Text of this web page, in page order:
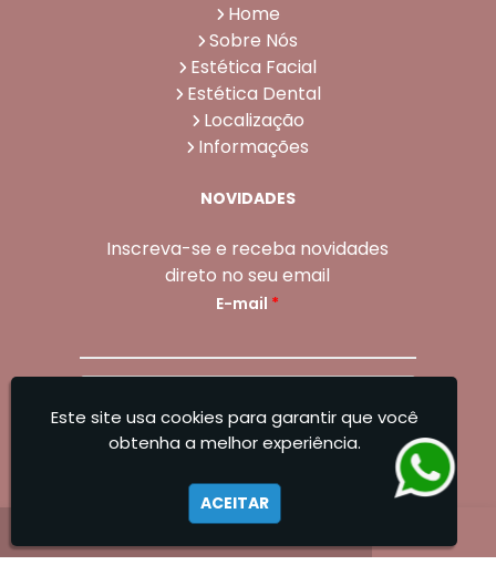
Home
Sobre Nós
Estética Facial
Estética Dental
Localização
Informações
NOVIDADES
Inscreva-se e receba novidades
direto no seu email
E-mail *
Sangoleti Odontologia - Estética Dental e
Este site usa cookies para garantir que você
obtenha a melhor experiência.
ACEITAR